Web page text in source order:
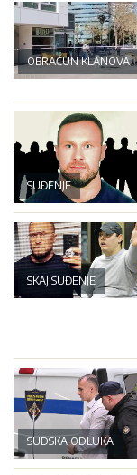
OBRAČUN KLANOVA
SUĐENJE
SKAJ SUĐENJE
SUDSKA ODLUKA